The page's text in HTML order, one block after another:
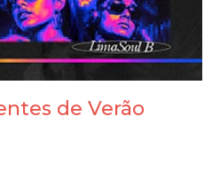
de Verão